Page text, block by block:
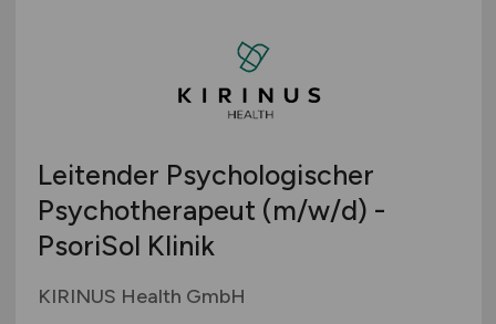
Leitender Psychologischer
Psychotherapeut (m/w/d) -
PsoriSol Klinik
KIRINUS Health GmbH